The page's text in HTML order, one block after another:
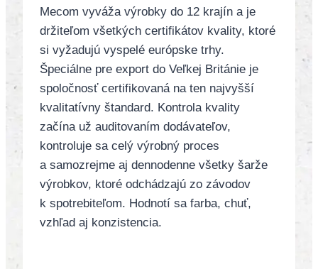
Mecom vyváža výrobky do 12 krajín a je
držiteľom všetkých certifikátov kvality, ktoré
si vyžadujú vyspelé európske trhy.
Špeciálne pre export do Veľkej Británie je
spoločnosť certifikovaná na ten najvyšší
kvalitatívny štandard. Kontrola kvality
začína už auditovaním dodávateľov,
kontroluje sa celý výrobný proces
a samozrejme aj dennodenne všetky šarže
výrobkov, ktoré odchádzajú zo závodov
k spotrebiteľom. Hodnotí sa farba, chuť,
vzhľad aj konzistencia.